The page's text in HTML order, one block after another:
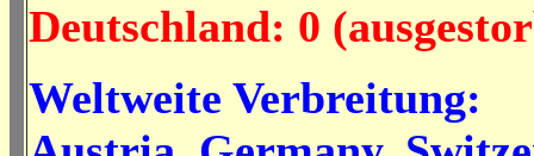
Deutschland: 0
Weltweite Verbreitung: